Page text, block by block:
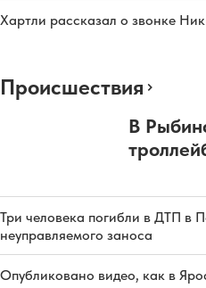
Хартли рассказал о звонке
Происшествия
В
Три человека погибли в ДТП в
неуправляемого заноса
Опубликовано видео, как в